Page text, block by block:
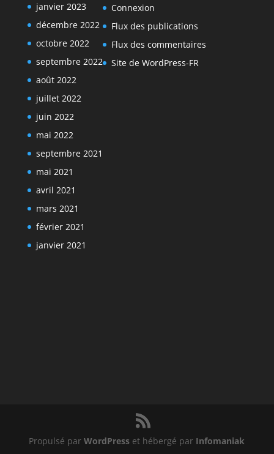
janvier 2023
décembre 2022
octobre 2022
septembre 2022
août 2022
juillet 2022
juin 2022
mai 2022
septembre 2021
mai 2021
avril 2021
mars 2021
février 2021
janvier 2021
Connexion
Flux des publications
Flux des commentaires
Site de WordPress-FR
Propulsé parWordPress et hébergé par Infomaniak